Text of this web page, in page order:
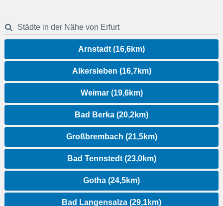
Städte in der Nähe von Erfurt
Arnstadt (16,6km)
Alkersleben (16,7km)
Weimar (19,6km)
Bad Berka (20,2km)
Großbrembach (21,5km)
Bad Tennstedt (23,0km)
Gotha (24,5km)
Bad Langensalza (29,1km)